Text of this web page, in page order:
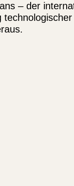
– der